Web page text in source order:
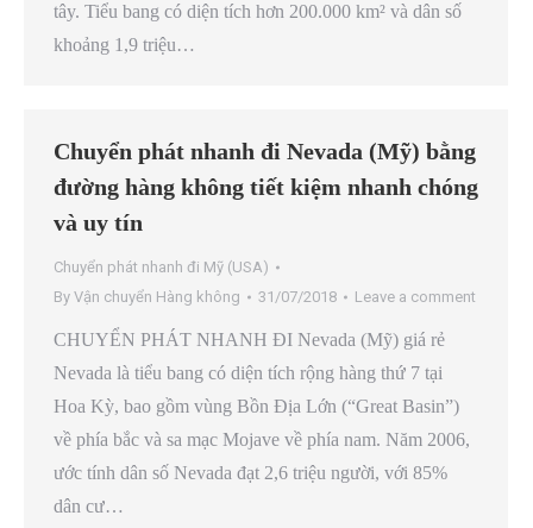
tây. Tiểu bang có diện tích hơn 200.000 km² và dân số
khoảng 1,9 triệu…
Chuyển phát nhanh đi Nevada (Mỹ) bằng
đường hàng không tiết kiệm nhanh chóng
và uy tín
Chuyển phát nhanh đi Mỹ (USA)
By Vận chuyển Hàng không 31/07/2018 Leave a comment
CHUYỂN PHÁT NHANH ĐI Nevada (Mỹ) giá rẻ
Nevada là tiểu bang có diện tích rộng hàng thứ 7 tại
Hoa Kỳ, bao gồm vùng Bồn Địa Lớn (“Great Basin”)
về phía bắc và sa mạc Mojave về phía nam. Năm 2006,
ước tính dân số Nevada đạt 2,6 triệu người, với 85%
dân cư…